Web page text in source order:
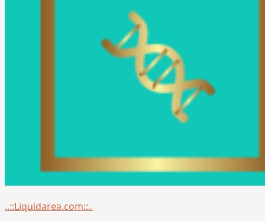
Menu
..::Liquidarea.com::..